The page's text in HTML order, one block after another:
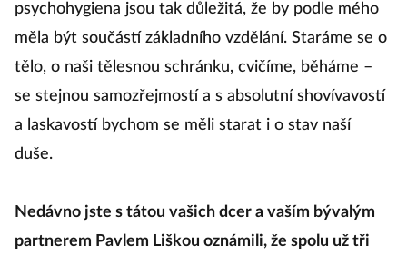
psychohygiena jsou tak důležitá, že by podle mého
měla být součástí základního vzdělání. Staráme se o
tělo, o naši tělesnou schránku, cvičíme, běháme –
se stejnou samozřejmostí a s absolutní shovívavostí
a laskavostí bychom se měli starat i o stav naší
duše.
Nedávno jste s tátou vašich dcer a vaším bývalým
partnerem Pavlem Liškou oznámili, že spolu už tři